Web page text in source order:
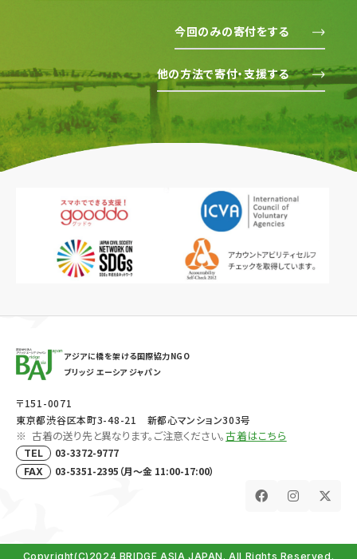
今回のみの寄付をする
他の方法で寄付・支援する
アジアに橋を架ける国際協力NGO
ブリッジ エーシア ジャパン
〒151-0071
東京都渋谷区本町3-48-21 新都心マンション303号
古着の送り先と異なります。ご注意ください。古着はこちら
TEL 03-3372-9777
FAX 03-5351-2395（月～金 11:00-17:00）
Copyright(C)2024 BRIDGE ASIA JAPAN. All Rights Reserved.